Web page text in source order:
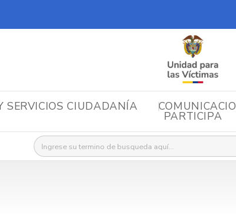
SERVICIOS CIUDADANÍA
PARTICIPA
Buscar: